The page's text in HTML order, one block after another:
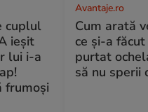
cuplul
ieșit
lui i-a
frumoși
Avantaje.ro
Cum arată
ce și-a
purtat
să nu sperii